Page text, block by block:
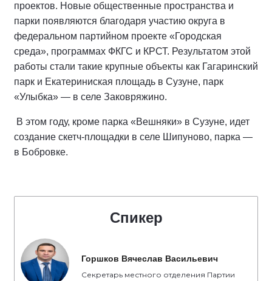
проектов. Новые общественные пространства и
парки появляются благодаря участию округа в
федеральном партийном проекте «Городская
среда», программах ФКГС и КРСТ. Результатом этой
работы стали такие крупные объекты как Гагаринский
парк и Екатериниская площадь в Сузуне, парк
«Улыбка» — в селе Заковряжино.
В этом году, кроме парка «Вешняки» в Сузуне, идет
создание скетч-площадки в селе Шипуново, парка —
в Бобровке.
Спикер
Горшков Вячеслав Васильевич
Секретарь местного отделения Партии